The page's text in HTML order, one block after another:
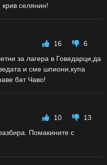
селянин!
16
6
за лагера в Говедарци,да
и сме шпиони,купа
бат Чаво!
10
13
Помакините с